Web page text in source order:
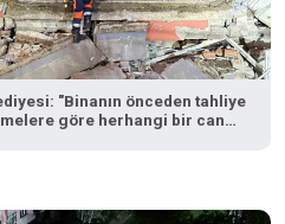
"Binanın önceden tahliye
göre herhangi bir can